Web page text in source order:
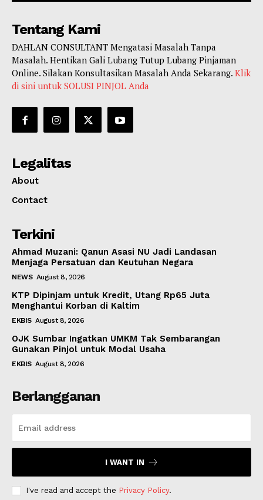
Tentang Kami
DAHLAN CONSULTANT Mengatasi Masalah Tanpa
Masalah. Hentikan Gali Lubang Tutup Lubang Pinjaman
Online. Silakan Konsultasikan Masalah Anda Sekarang. Klik
di sini untuk SOLUSI PINJOL Anda
Legalitas
About
Contact
Terkini
Ahmad Muzani: Qanun Asasi NU Jadi Landasan
Menjaga Persatuan dan Keutuhan Negara
NEWS August 8, 2026
KTP Dipinjam untuk Kredit, Utang Rp65 Juta
Menghantui Korban di Kaltim
EKBIS August 8, 2026
OJK Sumbar Ingatkan UMKM Tak Sembarangan
Gunakan Pinjol untuk Modal Usaha
EKBIS August 8, 2026
Berlangganan
I WANT IN
I've read and accept the Privacy Policy.